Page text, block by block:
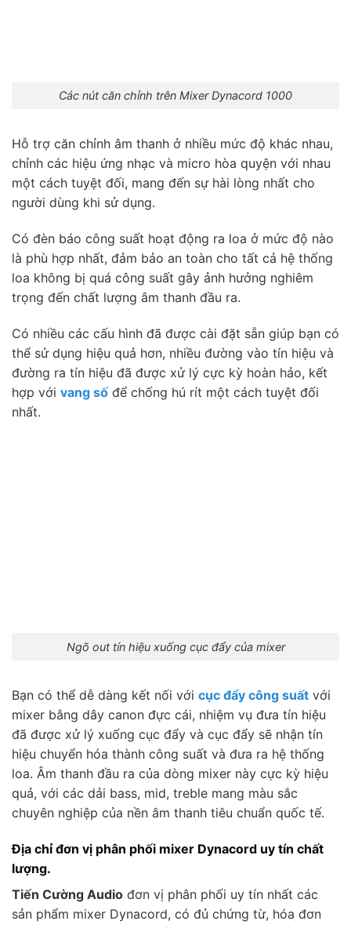
Các nút căn chỉnh trên Mixer Dynacord 1000
Hỗ trợ căn chỉnh âm thanh ở nhiều mức độ khác nhau,
chỉnh các hiệu ứng nhạc và micro hòa quyện với nhau
một cách tuyệt đối, mang đến sự hài lòng nhất cho
người dùng khi sử dụng.
Có đèn báo công suất hoạt động ra loa ở mức độ nào
là phù hợp nhất, đảm bảo an toàn cho tất cả hệ thống
loa không bị quá công suất gây ảnh hưởng nghiêm
trọng đến chất lượng âm thanh đầu ra.
Có nhiều các cấu hình đã được cài đặt sẵn giúp bạn có
thể sử dụng hiệu quả hơn, nhiều đường vào tín hiệu và
đường ra tín hiệu đã được xử lý cực kỳ hoàn hảo, kết
hợp với vang sốđể chống hú rít một cách tuyệt đối
nhất.
Ngõ out tín hiệu xuống cục đẩy của mixer
Bạn có thể dễ dàng kết nối với cục đẩy công suất với
mixer bằng dây canon đực cái, nhiệm vụ đưa tín hiệu
đã được xử lý xuống cục đẩy và cục đẩy sẽ nhận tín
hiệu chuyển hóa thành công suất và đưa ra hệ thống
loa. Âm thanh đầu ra của dòng mixer này cực kỳ hiệu
quả, với các dải bass, mid, treble mang màu sắc
chuyên nghiệp của nền âm thanh tiêu chuẩn quốc tế.
Địa chỉ đơn vị phân phối mixer Dynacord uy tín chất
lượng.
Tiến Cường Audio đơn vị phân phối uy tín nhất các
sản phẩm mixer Dynacord, có đủ chứng từ, hóa đơn